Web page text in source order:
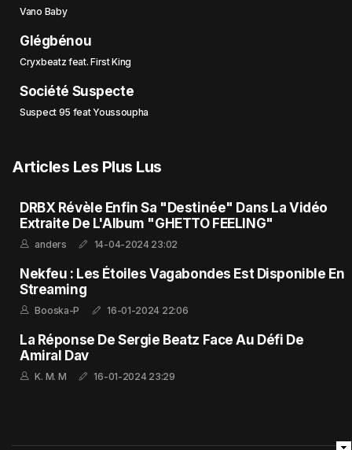
Vano Baby
Glégbénou
Cryxbeatz feat. First King
Société Suspecte
Suspect 95 feat Youssoupha
Articles Les Plus Lus
DRBX Révèle Enfin Sa "Destinée" Dans La Vidéo
Extraite De L'Album "GHETTO FEELING"
anders 14-04-2024 23:02
Nekfeu : Les Étoiles Vagabondes Est Disponible En
Streaming
Booska-P 16-01-2024 22:06
La Réponse De Sergie Beatz Face Au Défi De
Amiral Dav
K. M. M 16-01-2024 23:29